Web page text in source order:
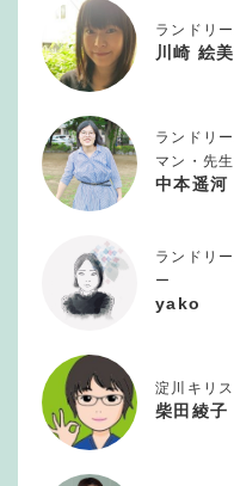
ランドリ
川崎 絵美
ランドリ
マン・先生
中本遥河
ランドリ
ー
yako
淀川キリ
柴田綾子